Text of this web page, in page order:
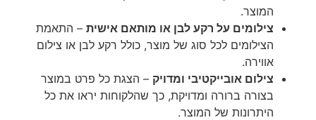
המוצר.
צילומים על רקע לבן או מותאם אישית – התאמת
הצילומים לכל סוג של מוצר, כולל רקע לבן או צילום
אווירה.
צילום אובייקטיבי ומדויק – הצגת כל פרט במוצר
בצורה ברורה ומדויקת, כך שהלקוחות יראו את כל
היתרונות של המוצר.